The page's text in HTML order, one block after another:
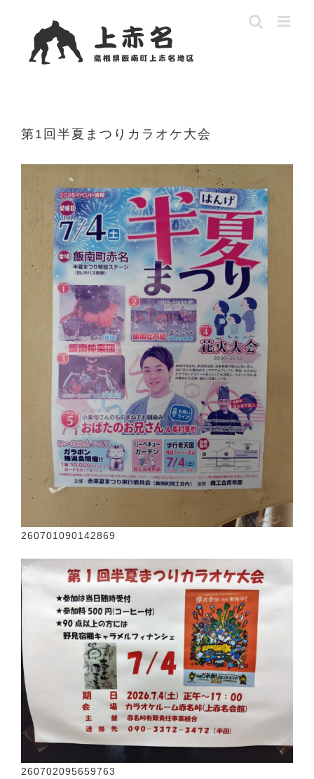
content
第1回半夏まつりカラオケ大会
260701090142869
260702095659763